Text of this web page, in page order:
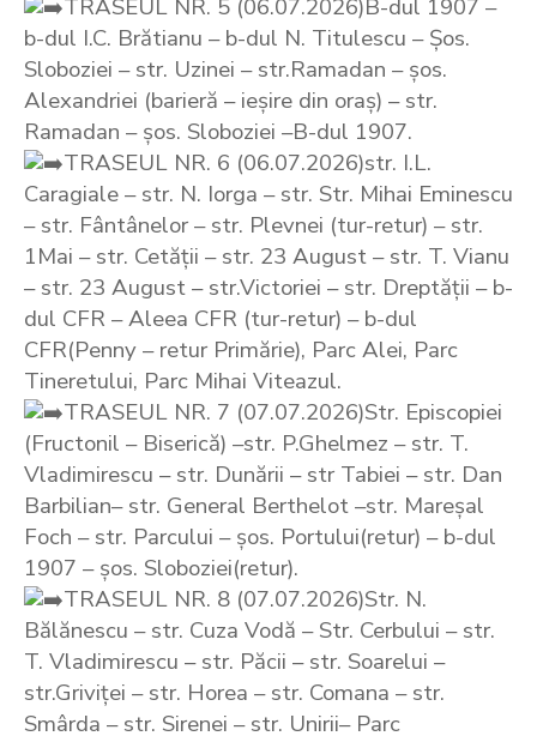
TRASEUL NR. 5 (06.07.2026)B-dul 1907 –
b-dul I.C. Brătianu – b-dul N. Titulescu – Șos.
Sloboziei – str. Uzinei – str.Ramadan – șos.
Alexandriei (barieră – ieșire din oraș) – str.
Ramadan – șos. Sloboziei –B-dul 1907.
TRASEUL NR. 6 (06.07.2026)str. I.L.
Caragiale – str. N. Iorga – str. Str. Mihai Eminescu
– str. Fântânelor – str. Plevnei (tur-retur) – str.
1Mai – str. Cetății – str. 23 August – str. T. Vianu
– str. 23 August – str.Victoriei – str. Dreptății – b-
dul CFR – Aleea CFR (tur-retur) – b-dul
CFR(Penny – retur Primărie), Parc Alei, Parc
Tineretului, Parc Mihai Viteazul.
TRASEUL NR. 7 (07.07.2026)Str. Episcopiei
(Fructonil – Biserică) –str. P.Ghelmez – str. T.
Vladimirescu – str. Dunării – str Tabiei – str. Dan
Barbilian– str. General Berthelot –str. Mareșal
Foch – str. Parcului – șos. Portului(retur) – b-dul
1907 – șos. Sloboziei(retur).
TRASEUL NR. 8 (07.07.2026)Str. N.
Bălănescu – str. Cuza Vodă – Str. Cerbului – str.
T. Vladimirescu – str. Păcii – str. Soarelui –
str.Griviței – str. Horea – str. Comana – str.
Smârda – str. Sirenei – str. Unirii– Parc